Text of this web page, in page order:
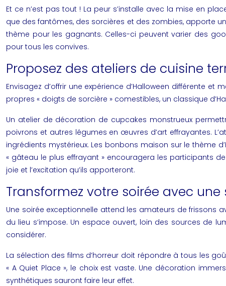
Et ce n’est pas tout ! La peur s’installe avec la mise en
que des fantômes, des sorcières et des zombies, apporte
thème pour les gagnants. Celles-ci peuvent varier des
pour tous les convives.
Proposez des ateliers de cuisine
Envisagez d’offrir une expérience d’Halloween différente
propres « doigts de sorcière » comestibles, un classique
Un atelier de décoration de cupcakes monstrueux
poivrons et autres légumes en œuvres d’art effrayantes.
ingrédients mystérieux. Les bonbons maison sur le thème
« gâteau le plus effrayant » encouragera les participants
joie et l’excitation qu’ils apporteront.
Transformez votre soirée avec
Une soirée exceptionnelle attend les amateurs de frissons
du lieu s’impose. Un espace ouvert, loin des sources de
considérer.
La sélection des films d’horreur doit répondre à tous les
« A Quiet Place », le choix est vaste. Une décoration
synthétiques sauront faire leur effet.